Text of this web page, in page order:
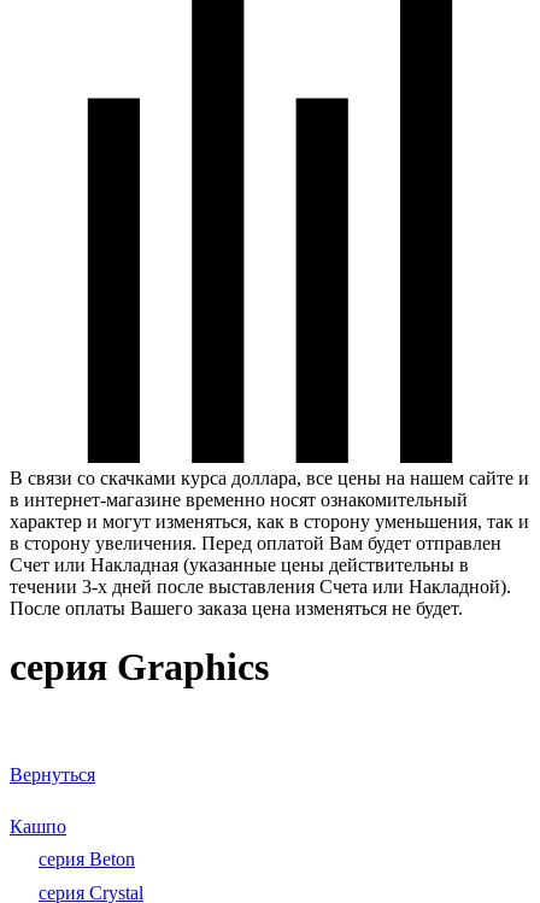
В связи со скачками курса доллара, все цены на нашем сайте и
в интернет-магазине временно носят ознакомительный
характер и могут изменяться, как в сторону уменьшения, так и
в сторону увеличения. Перед оплатой Вам будет отправлен
Счет или Накладная (указанные цены действительны в
течении 3-х дней после выставления Счета или Накладной).
После оплаты Вашего заказа цена изменяться не будет.
серия Graphics
Вернуться
Кашпо
серия Beton
серия Crystal